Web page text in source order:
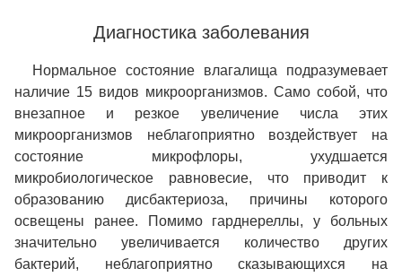
Диагностика заболевания
Нормальное состояние влагалища подразумевает
наличие 15 видов микроорганизмов. Само собой, что
внезапное и резкое увеличение числа этих
микроорганизмов неблагоприятно воздействует на
состояние микрофлоры, ухудшается
микробиологическое равновесие, что приводит к
образованию дисбактериоза, причины которого
освещены ранее. Помимо гарднереллы, у больных
значительно увеличивается количество других
бактерий, неблагоприятно сказывающихся на